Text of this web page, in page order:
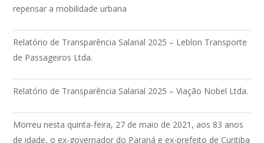
repensar a mobilidade urbana
Relatório de Transparência Salarial 2025 – Leblon Transporte
de Passageiros Ltda.
Relatório de Transparência Salarial 2025 – Viação Nobel Ltda.
Morreu nesta quinta-feira, 27 de maio de 2021, aos 83 anos
de idade, o ex-governador do Paraná e ex-prefeito de Curitiba